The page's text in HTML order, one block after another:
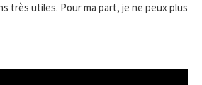
très utiles. Pour ma part, je ne peux plus